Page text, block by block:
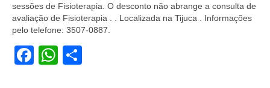
Estatuto
Coletivo Margaridas
sessões de Fisioterapia. O desconto não abrange a consulta de
avaliação de Fisioterapia . . Localizada na Tijuca . Informações
pelo telefone: 3507-0887.
Facebook
WhatsApp